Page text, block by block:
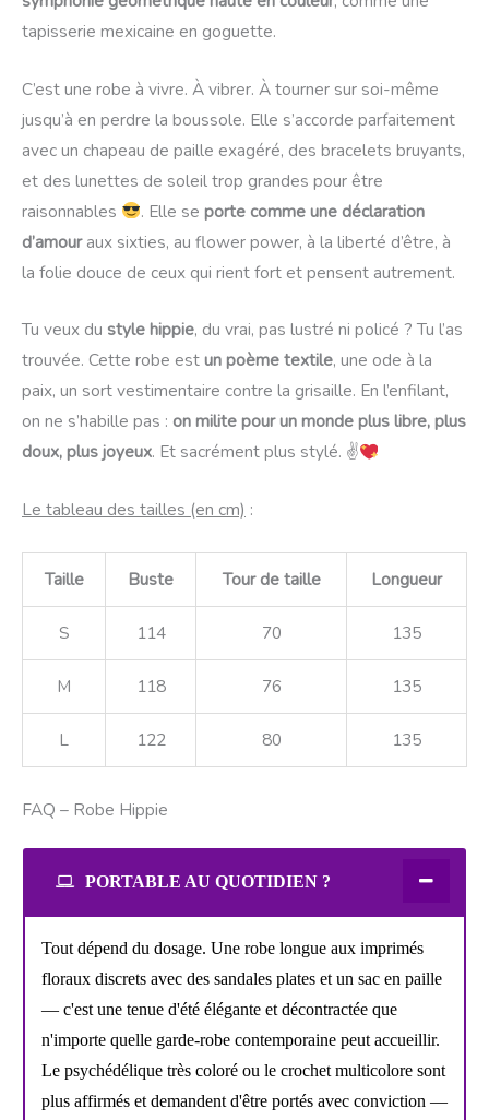
tapisserie mexicaine en goguette.
C’est une robe à vivre. À vibrer. À tourner sur soi-même
jusqu’à en perdre la boussole. Elle s’accorde parfaitement
avec un chapeau de paille exagéré, des bracelets bruyants,
et des lunettes de soleil trop grandes pour être
raisonnables
. Elle se porte comme une déclaration
d’amouraux sixties, au flower power, à la liberté d’être, à
la folie douce de ceux qui rient fort et pensent autrement.
Tu veux du style hippie, du vrai, pas lustré ni policé ? Tu l’as
trouvée. Cette robe estun poème textile, une ode à la
paix, un sort vestimentaire contre la grisaille. En l’enfilant,
on ne s’habille pas : on milite pour un monde plus libre, plus
doux, plus joyeux. Et sacrément plus stylé. ✌
Le tableau des tailles (en cm) :
Taille Buste Tour de taille Longueur
S 114 70 135
M 118 76 135
L 122 80 135
FAQ – Robe Hippie
PORTABLE AU QUOTIDIEN ?
Tout dépend du dosage. Une robe longue aux imprimés
floraux discrets avec des sandales plates et un sac en paille
— c'est une tenue d'été élégante et décontractée que
n'importe quelle garde-robe contemporaine peut accueillir.
Le psychédélique très coloré ou le crochet multicolore sont
plus affirmés et demandent d'être portés avec conviction —